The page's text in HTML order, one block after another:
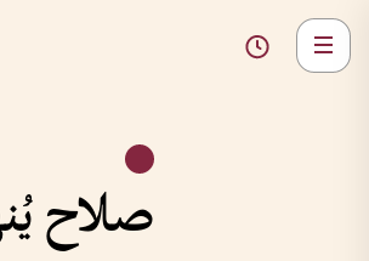
صلاح